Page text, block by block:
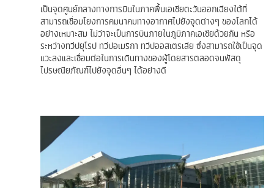
เป็นจุดศูนย์กลางทางการบินในภาคพื้นเอเชียตะวันออกเฉียงใต้ที่
สามารถเชื่อมโยงการคมนาคมทางอากาศไปยังจุดต่างๆ ของโลกได้
อย่างเหมาะสม ไม่ว่าจะเป็นการบินภายในภูมิภาคเอเชียด้วยกัน หรือ
ระหว่างทวีปยุโรป ทวีปอเมริกา ทวีปออสเตรเลีย ซึ่งสามารถใช้เป็นจุด
แวะลงและเชื่อมต่อในการเดินทางของผู้โดยสารตลอดจนพัสดุ
ไปรษณียภัณฑ์ไปยังจุดอื่นๆ ได้อย่างดี